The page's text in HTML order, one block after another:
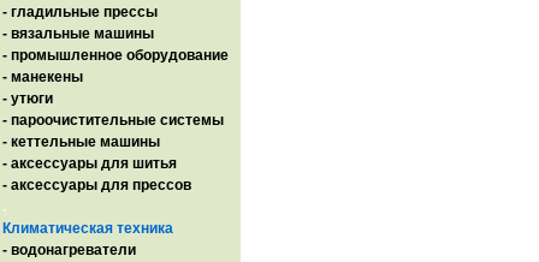
- гладильные прессы
- вязальные машины
- промышленное оборудование
- манекены
- утюги
- пароочистительные системы
- кеттельные машины
- аксессуары для шитья
- аксессуары для прессов
.
Климатическая техника
- водонагреватели